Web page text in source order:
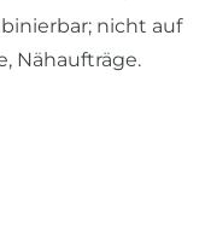
nicht auf
Nähaufträge.